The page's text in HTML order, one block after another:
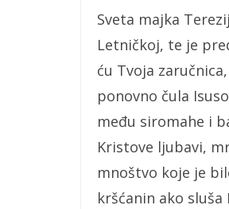
Sveta majka
Letničkoj, te je
ću Tvoja
ponovno čula
među siromahe i
Kristove ljubavi,
mnoštvo koje je
kršćanin ako